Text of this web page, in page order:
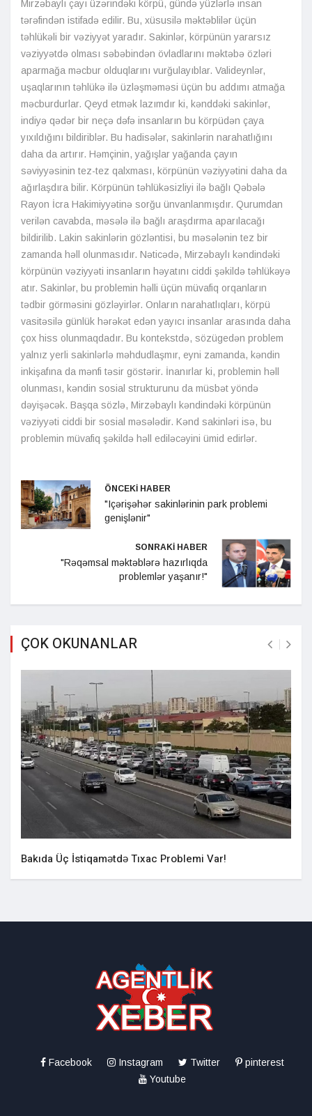
Mirzəbaylı çayı üzərindəki körpü, gündə yüzlərlə insan
tərəfindən istifadə edilir. Bu, xüsusilə məktəblilər üçün
təhlükəli bir vəziyyət yaradır. Sakinlər, körpünün yararsız
vəziyyətdə olması səbəbindən övladlarını məktəbə özləri
aparmağa məcbur olduqlarını vurğulayıblar. Valideynlər,
uşaqlarının təhlükə ilə üzləşməməsi üçün bu addımı atmağa
məcburdurlar. Qeyd etmək lazımdır ki, kənddəki sakinlər,
indiyə qədər bir neçə dəfə insanların bu körpüdən çaya
yıxıldığını bildiriblər. Bu hadisələr, sakinlərin narahatlığını
daha da artırır. Həmçinin, yağışlar yağanda çayın
səviyyəsinin tez-tez qalxması, körpünün vəziyyətini daha da
ağırlaşdıra bilir. Körpünün təhlükəsizliyi ilə bağlı Qəbələ
Rayon İcra Hakimiyyətinə sorğu ünvanlanmışdır. Qurumdan
verilən cavabda, məsələ ilə bağlı araşdırma aparılacağı
bildirilib. Lakin sakinlərin gözləntisi, bu məsələnin tez bir
zamanda həll olunmasıdır. Nəticədə, Mirzəbaylı kəndindəki
körpünün vəziyyəti insanların həyatını ciddi şəkildə təhlükəyə
atır. Sakinlər, bu problemin həlli üçün müvafiq orqanların
tədbir görməsini gözləyirlər. Onların narahatlıqları, körpü
vasitəsilə günlük hərəkət edən yayıcı insanlar arasında daha
çox hiss olunmaqdadır. Bu kontekstdə, sözügedən problem
yalnız yerli sakinlərlə məhdudlaşmır, eyni zamanda, kəndin
inkişafına da mənfi təsir göstərir. İnanırlar ki, problemin həll
olunması, kəndin sosial strukturunu da müsbət yöndə
dəyişəcək. Başqa sözlə, Mirzəbaylı kəndindəki körpünün
vəziyyəti ciddi bir sosial məsələdir. Kənd sakinləri isə, bu
problemin müvafiq şəkildə həll ediləcəyini ümid edirlər.
ÖNCEKİ HABER
"Içərişəhər sakinlərinin park problemi
genişlənir"
SONRAKİ HABER
"Rəqəmsal məktəblərə hazırlıqda
problemlər yaşanır!"
ÇOK OKUNANLAR
Bakıda Üç İstiqamətdə Tıxac Problemi Var!
Facebook Instagram Twitter
pinterest
Youtube